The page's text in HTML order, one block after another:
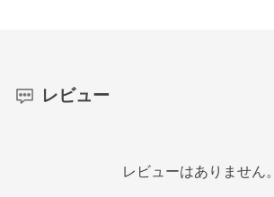
レビュー
レビューはありません。